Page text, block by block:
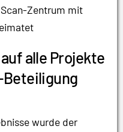
Zentrum mit
alle Projekte
Beteiligung
wurde der